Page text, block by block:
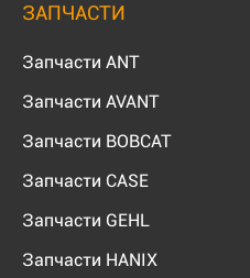
ЗАПЧАСТИ
Запчасти ANT
Запчасти AVANT
Запчасти BOBCAT
Запчасти CASE
Запчасти GEHL
Запчасти HANIX